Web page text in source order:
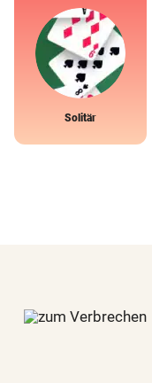
Solitär